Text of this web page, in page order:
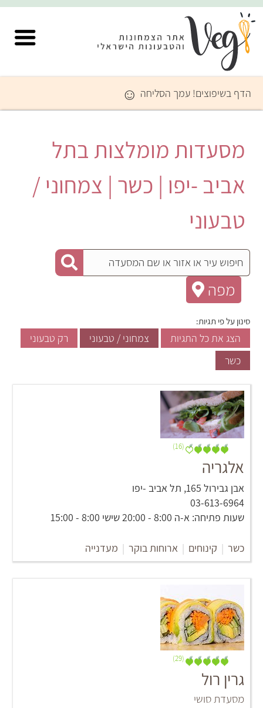
הדף בשיפוצים! עמך הסליחה ☺
מסעדות מומלצות בתל
אביב -יפו | כשר | צמחוני /
טבעוני
מפה
סינון על פי תגיות:
הצג את כל התגיות צמחוני / טבעוני
רק טבעוני
כשר
(16)
אלגריה
אבן גבירול 165, תל אביב -יפו
03-613-6964
שעות פתיחה: א-ה 8:00 - 20:00 שישי 8:00 - 15:00
כשר | קינוחים | ארוחות בוקר | מעדנייה
(29)
גרין רול
מסעדת סושי